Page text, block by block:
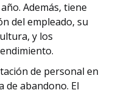
Además, tiene
del empleado, su
y los
de personal en
de abandono. El